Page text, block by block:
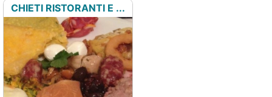
CHIETI RISTORANTI E ...